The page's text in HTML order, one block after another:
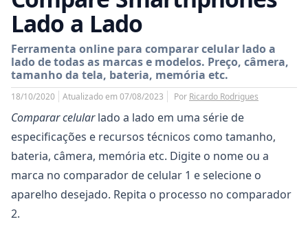
Lado a Lado
Ferramenta online para comparar celular lado a
lado de todas as marcas e modelos. Preço, câmera,
tamanho da tela, bateria, memória etc.
18/10/2020 Atualizado em 07/08/2023 Por Ricardo Rodrigues
Comparar celularlado a lado em uma série de
especificações e recursos técnicos como tamanho,
bateria, câmera, memória etc. Digite o nome ou a
marca no comparador de celular 1 e selecione o
aparelho desejado. Repita o processo no comparador
2.